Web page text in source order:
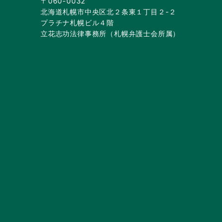
北海道札幌市中央区北２条東１丁目２-２
プラチナ札幌ビル４階
立花志功法律事務所（札幌弁護士会所属）